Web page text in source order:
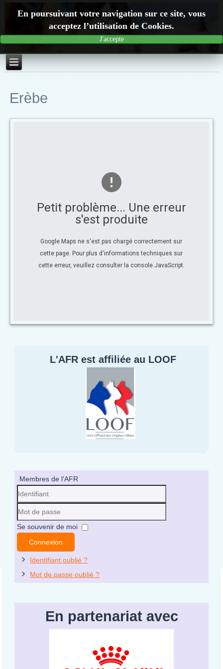
Erèbe
Petit problème... Une erreur
s'est produite
Google Maps ne s'est pas chargé correctement sur
cette page. Pour plus d'informations techniques sur
cette erreur, veuillez consulter la console JavaScript.
L'AFR est affiliée au LOOF
Membres de l'AFR
Identifiant
Mot
passe
Se souvenir de moi
Connexion
Identifiant oublié ?
Mot de passe oublié ?
En partenariat avec
En poursuivant votre navigation sur ce site, vous
acceptez l’utilisation de Cookies.
J'accepte